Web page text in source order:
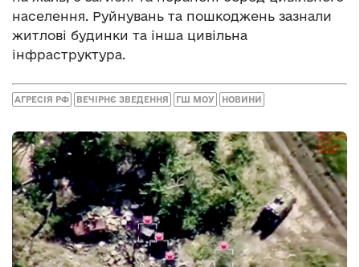
населення. Руйнувань та пошкоджень зазнали
житлові будинки та інша цивільна
інфраструктура.
АГРЕСІЯ РФ ВЕЧІРНЄ ЗВЕДЕННЯ ГШ МОУ НОВИНИ